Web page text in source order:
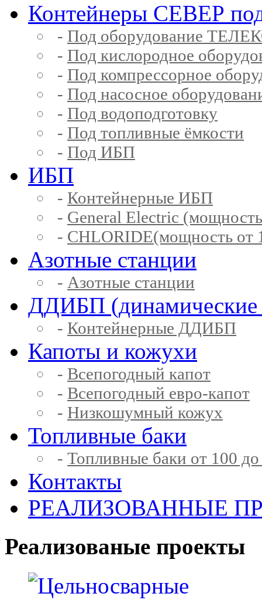
Контейнеры СЕВЕР
- Под оборудование
- Под кислородное
- Под компрессорное
- Под насосное
- Под водоподготовку
- Под топливные ёмкости
- Под ИБП
ИБП
- Контейнерные ИБП
- General Electric
- CHLORIDE(мощность от
Азотные станции
- Азотные станции
ДДИБП
- Контейнерные ДДИБП
Капоты и кожухи
- Всепогодный капот
- Всепогодный евро-капот
- Низкошумный кожух
Топливные баки
- Топливные баки от 100
Контакты
РЕАЛИЗОВАННЫЕ
Реализованые проекты